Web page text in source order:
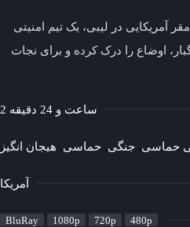
آمریکایی در لیبی، یک تیم امنیتی
اوضاع را درک کرده و برای نجات
2 ساعت و 24 دقیقه
حماسی جنگی حماسی هیجان انگیز
آمریکا
BluRay 1080p 720p 480p